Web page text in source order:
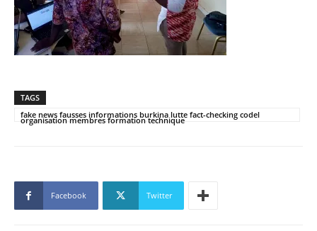
TAGS
fake news fausses informations burkina lutte fact-checking codel
organisation membres formation technique
Facebook Twitter